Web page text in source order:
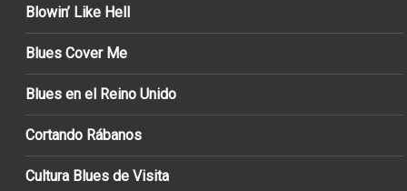
Blowin’ Like Hell
Blues Cover Me
Blues en el Reino Unido
Cortando Rábanos
Cultura Blues de Visita